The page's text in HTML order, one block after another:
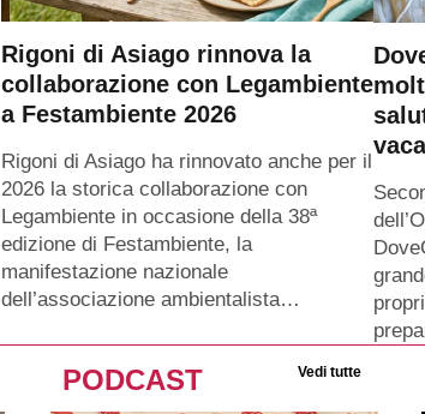
Rigoni di Asiago rinnova la
collaborazione con Legambiente
a Festambiente 2026
Rigoni di Asiago ha rinnovato anche per il
2026 la storica collaborazione con
Legambiente in occasione della 38ª
edizione di Festambiente, la
manifestazione nazionale
dell’associazione ambientalista…
PODCAST Vedi tutte